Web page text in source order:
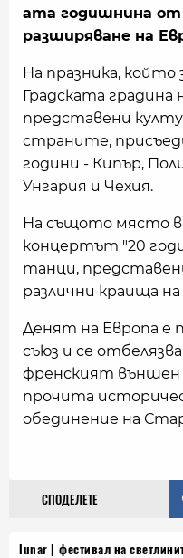
ата годишнина от
разширяване на
На празника, който
Градската
представени
страните,
години - Кипър,
Унгария и Чехия.
На същото място в
концертът "20
танци,
различни краища на
Денят на Европа е
съюз и се
френският
прочита
обединение на
СПОДЕЛЕТЕ
lunar фестивал на